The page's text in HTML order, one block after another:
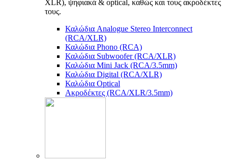
XLR), ψηφιακά & optical, καθώς και τους ακροδέκτες
τους.
Καλώδια Analogue Stereo Interconnect
(RCA/XLR)
Καλώδια Phono (RCA)
Καλώδια Subwoofer (RCA/XLR)
Καλώδια Mini Jack (RCA/3.5mm)
Καλώδια Digital (RCA/XLR)
Καλώδια Optical
Ακροδέκτες (RCA/XLR/3.5mm)